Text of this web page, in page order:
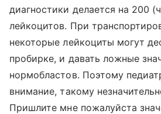
диагностики делается на 200
лейкоцитов. При
некоторые лейкоциты могут
пробирке, и давать ложные
нормобластов. Поэтому
внимание, такому
Пришлите мне пожалуйста